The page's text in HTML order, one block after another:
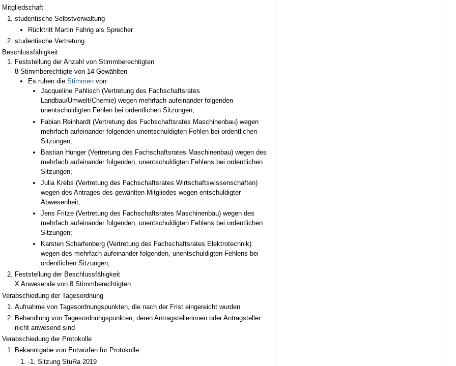
Mitgliedschaft
studentische Selbstverwaltung
Rücktritt Martin Fahrig als Sprecher
studentische Vertretung
Beschlussfähigkeit
Feststellung der Anzahl von Stimmberechtigten
8 Stimmberechtigte von 14 Gewählten
Es ruhen die Stimmenvon:
Jacqueline Pahlisch (Vertretung des Fachschaftsrates
Landbau/Umwelt/Chemie) wegen mehrfach aufeinander folgenden
unentschuldigten Fehlen bei ordentlichen Sitzungen;
Fabian Reinhardt (Vertretung des Fachschaftsrates Maschinenbau) wegen
mehrfach aufeinander folgenden unentschuldigten Fehlen bei ordentlichen
Sitzungen;
Bastian Hunger (Vertretung des Fachschaftsrates Maschinenbau) wegen des
mehrfach aufeinander folgenden, unentschuldigten Fehlens bei ordentlichen
Sitzungen;
Julia Krebs (Vertretung des Fachschaftsrates Wirtschaftswissenschaften)
wegen des Antrages des gewählten Mitgliedes wegen entschuldigter
Abwesenheit;
Jens Fritze (Vertretung des Fachschaftsrates Maschinenbau) wegen des
mehrfach aufeinander folgenden, unentschuldigten Fehlens bei ordentlichen
Sitzungen;
Karsten Scharfenberg (Vertretung des Fachschaftsrates Elektrotechnik)
wegen des mehrfach aufeinander folgenden, unentschuldigten Fehlens bei
ordentlichen Sitzungen;
Feststellung der Beschlussfähigkeit
X Anwesende von 8 Stimmberechtigten
Verabschiedung der Tagesordnung
Aufnahme von Tagesordnungspunkten, die nach der Frist eingereicht wurden
Behandlung von Tagesordnungspunkten, deren Antragstellerinnen oder Antragsteller
nicht anwesend sind
Verabschiedung der Protokolle
Bekanntgabe von Entwürfen für Protokolle
-1. Sitzung StuRa 2019